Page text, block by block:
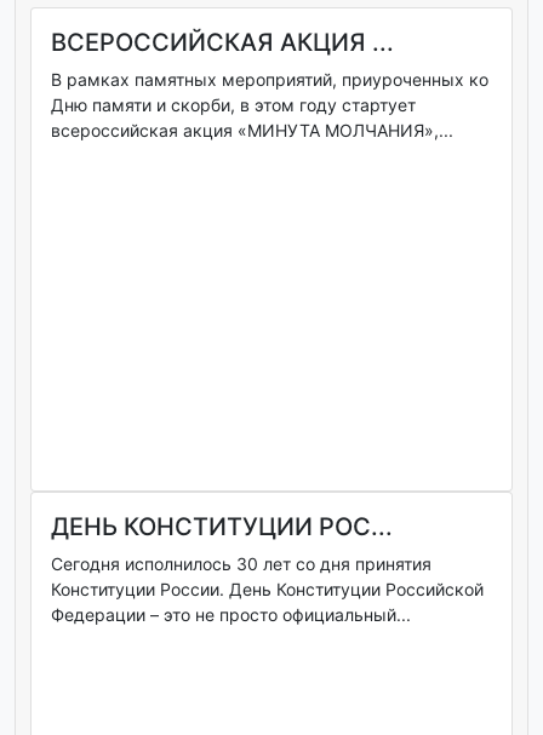
ВСЕРОССИЙСКАЯ АКЦИЯ ...
В рамках памятных мероприятий, приуроченных ко
Дню памяти и скорби, в этом году стартует
всероссийская акция «МИНУТА МОЛЧАНИЯ»,...
ДЕНЬ КОНСТИТУЦИИ РОС...
Сегодня исполнилось 30 лет со дня принятия
Конституции России. День Конституции Российской
Федерации – это не просто официальный...